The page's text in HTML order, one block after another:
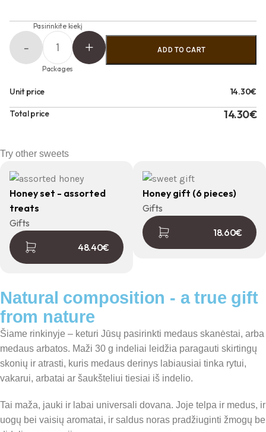
Pasirinkite kiekį
Packages
ADD TO CART
Unit price 14.30€
Total price 14.30€
Try other sweets
Honey set - assorted
treats
Gifts
€
48.40
Honey gift (6 pieces)
Gifts
€
18.60
Natural composition - a true gift
from nature
Šiame rinkinyje – keturi Jūsų pasirinkti medaus skanėstai, arba
medaus arbatos. Maži 30 g indeliai leidžia paragauti skirtingų
skonių ir atrasti, kuris medaus derinys labiausiai tinka rytui,
vakarui, arbatai ar šaukšteliui tiesiai iš indelio.
Tai maža, jauki ir labai universali dovana. Joje telpa ir medus, ir
uogų bei vaisių aromatai, ir saldus noras pradžiuginti žmogų be